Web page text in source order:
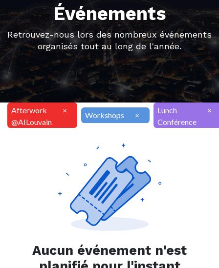
Événements
Retrouvez-nous lors des nombreux événements
organisés tout au long de l'année.
Afterwork
@AILouvain
×
Workshops ×
Lunch
Conférence
×
Aucun événement n'est